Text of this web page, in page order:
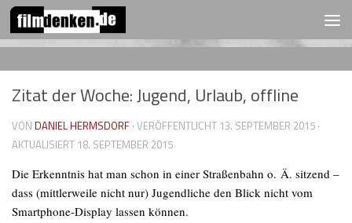
Zum Inhalt springenFOLGEN:
Zitat der Woche: Jugend, Urlaub, offline
VON DANIEL HERMSDORF · VERÖFFENTLICHT 13. SEPTEMBER 2015 ·
AKTUALISIERT 18. SEPTEMBER 2015
Die Erkenntnis hat man schon in einer Straßenbahn o. Ä. sitzend –
dass (mittlerweile nicht nur) Jugendliche den Blick nicht vom
Smartphone-Display lassen können.